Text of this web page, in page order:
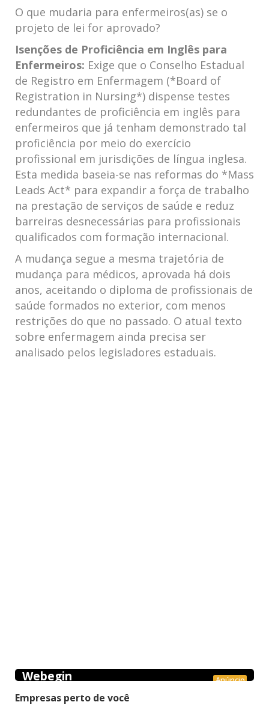
O que mudaria para enfermeiros(as) se o
projeto de lei for aprovado?
Isenções de Proficiência em Inglês para
Enfermeiros: Exige que o Conselho Estadual
de Registro em Enfermagem (*Board of
Registration in Nursing*) dispense testes
redundantes de proficiência em inglês para
enfermeiros que já tenham demonstrado tal
proficiência por meio do exercício
profissional em jurisdições de língua inglesa.
Esta medida baseia-se nas reformas do *Mass
Leads Act* para expandir a força de trabalho
na prestação de serviços de saúde e reduz
barreiras desnecessárias para profissionais
qualificados com formação internacional.
A mudança segue a mesma trajetória de
mudança para médicos, aprovada há dois
anos, aceitando o diploma de profissionais de
saúde formados no exterior, com menos
restrições do que no passado. O atual texto
sobre enfermagem ainda precisa ser
analisado pelos legisladores estaduais.
Anúncio
Webegin
Empresas perto de você